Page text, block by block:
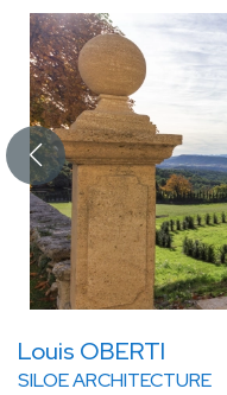
Louis OBERTI
SILOE ARCHITECTURE